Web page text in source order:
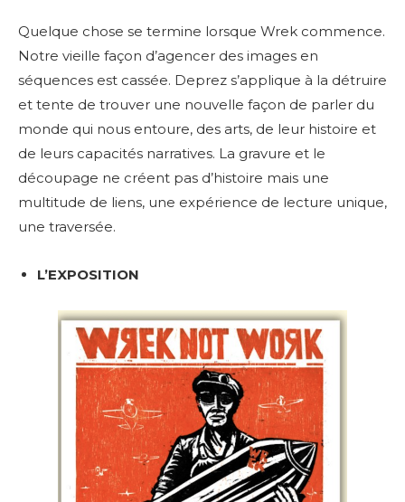
Quelque chose se termine lorsque Wrek commence.
Notre vieille façon d’agencer des images en
séquences est cassée. Deprez s’applique à la détruire
et tente de trouver une nouvelle façon de parler du
monde qui nous entoure, des arts, de leur histoire et
de leurs capacités narratives. La gravure et le
découpage ne créent pas d’histoire mais une
multitude de liens, une expérience de lecture unique,
une traversée.
L’EXPOSITION